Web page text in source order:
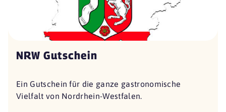
NRW Gutschein
Ein Gutschein für die ganze gastronomische
Vielfalt von Nordrhein-Westfalen.